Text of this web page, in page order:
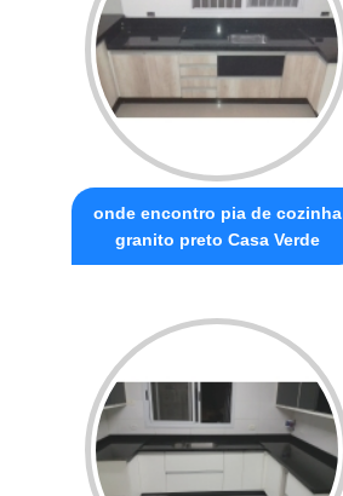
onde encontro pia de cozinha
granito preto Casa Verde